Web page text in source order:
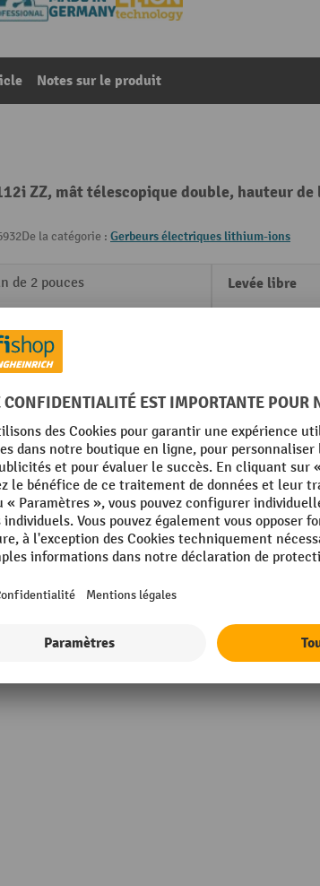
Notes sur le produit
ZZ, mât télescopique double, hauteur
De la catégorie : Gerbeurs électriques lithium-ions
de 2 pouces
ion
Levée libre
Marque
Moteur
Moteur de
Afficher tous les détails